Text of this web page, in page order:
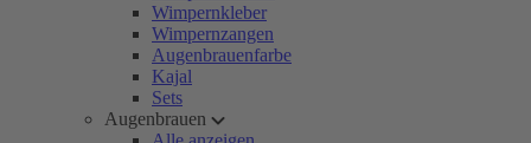
Wimpernkleber
Wimpernzangen
Augenbrauenfarbe
Kajal
Sets
Augenbrauen